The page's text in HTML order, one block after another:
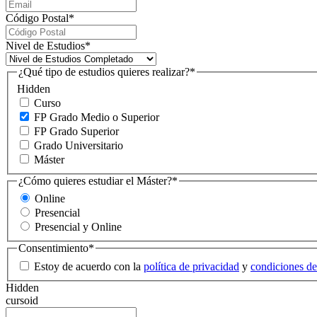
Código Postal*
Nivel de Estudios*
Hidden
¿Qué tipo de estudios quieres realizar?*
Curso
FP Grado Medio o Superior
FP Grado Superior
Grado Universitario
Máster
¿Cómo quieres estudiar el Máster?*
Online
Presencial
Presencial y Online
Consentimiento*
Estoy de acuerdo con la política de privacidad y condiciones
Hidden
cursoid